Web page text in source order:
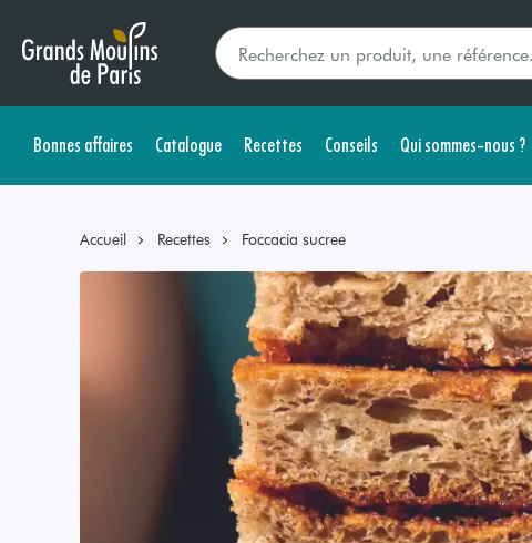
Bonnes affaires Catalogue Recettes Conseils Qui sommes-nous ?
Accueil Recettes Foccacia sucree